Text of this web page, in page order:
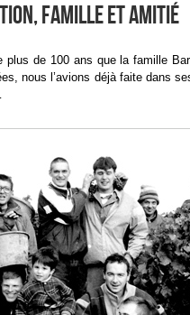
Famille Et Amitié
plus de 100 ans que la famille
nous l’avions déjà faite dans